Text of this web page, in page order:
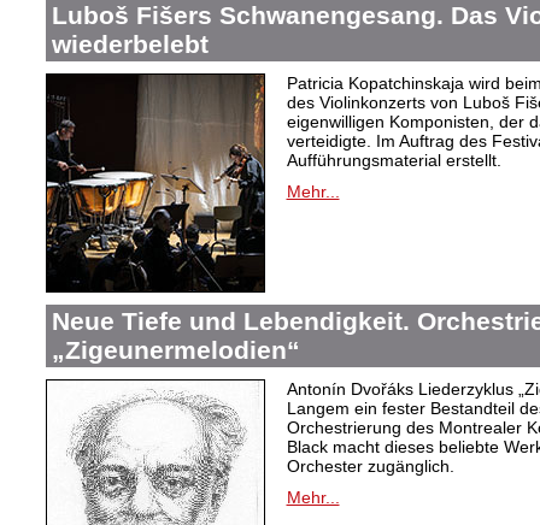
Luboš Fišers Schwanengesang. Das
wiederbelebt
Patricia Kopatchinskaja wird
des Violinkonzerts von Luboš
eigenwilligen Komponisten, der
verteidigte. Im Auftrag des
Aufführungsmaterial erstellt.
Mehr...
Neue Tiefe und Lebendigkeit.
„Zigeunermelodien“
Antonín Dvořáks Liederzyklus
Langem ein fester Bestandteil
Orchestrierung des Montrealer
Black macht dieses beliebte
Orchester zugänglich.
Mehr...